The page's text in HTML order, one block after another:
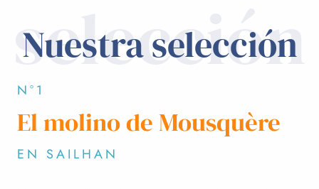
selección
Nuestra selección
N°1
El molino de Mousquère
EN SAILHAN